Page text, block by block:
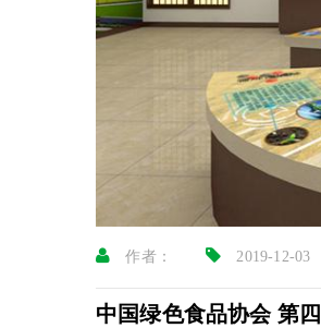
作者： 2019-12-03
中国绿色食品协会 第